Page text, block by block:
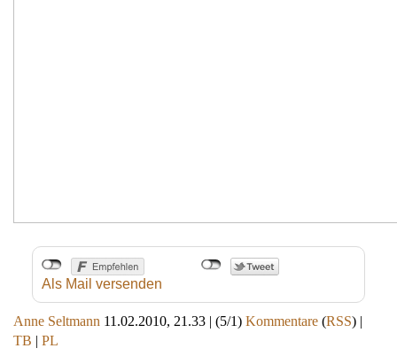
Als Mail versenden
Anne Seltmann 11.02.2010, 21.33 | (5/1) Kommentare (RSS) |
TB | PL